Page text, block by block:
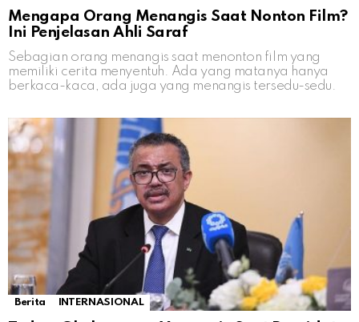
Mengapa Orang Menangis Saat Nonton Film?
Ini Penjelasan Ahli Saraf
Sebagian orang menangis saat menonton film yang
memiliki cerita menyentuh. Ada yang matanya hanya
berkaca-kaca, ada juga yang menangis tersedu-sedu.
Berita INTERNASIONAL